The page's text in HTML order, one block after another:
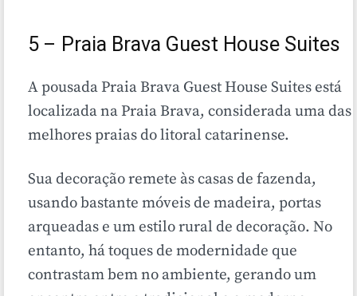
5 – Praia Brava Guest House Suites
A pousada Praia Brava Guest House Suites está
localizada na Praia Brava, considerada uma das
melhores praias do litoral catarinense.
Sua decoração remete às casas de fazenda,
usando bastante móveis de madeira, portas
arqueadas e um estilo rural de decoração. No
entanto, há toques de modernidade que
contrastam bem no ambiente, gerando um